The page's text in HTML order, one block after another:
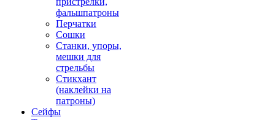
фальшпатроны
Перчатки
Сошки
Станки, упоры,
мешки для
стрельбы
Стикхант
(наклейки на
патроны)
Сейфы